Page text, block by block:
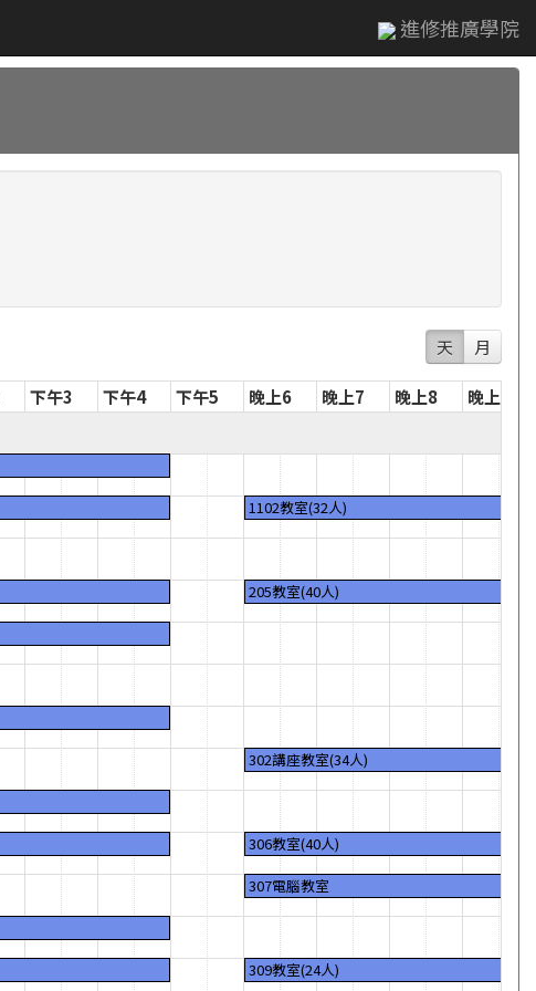
進修推廣學院
天 月
下午3 下午4 下午5 晚上6 晚上7 晚上8
晚上9
1102教室(32人)
205教室(40人)
302講座教室(34人)
306教室(40人)
307電腦教室
309教室(24人)